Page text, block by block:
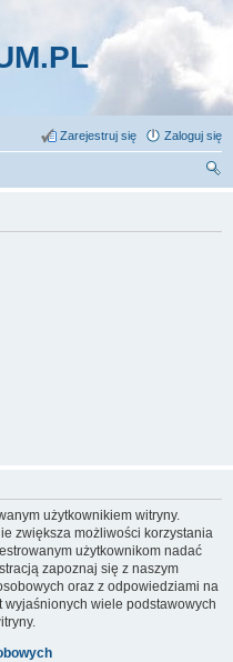
Zaloguj się
Zarejestruj się
użytkownikiem witryny.
zwiększa możliwości korzystania
użytkownikom nadać
zapoznaj się z naszym
oraz z odpowiedziami na
wyjaśnionych wiele podstawowych